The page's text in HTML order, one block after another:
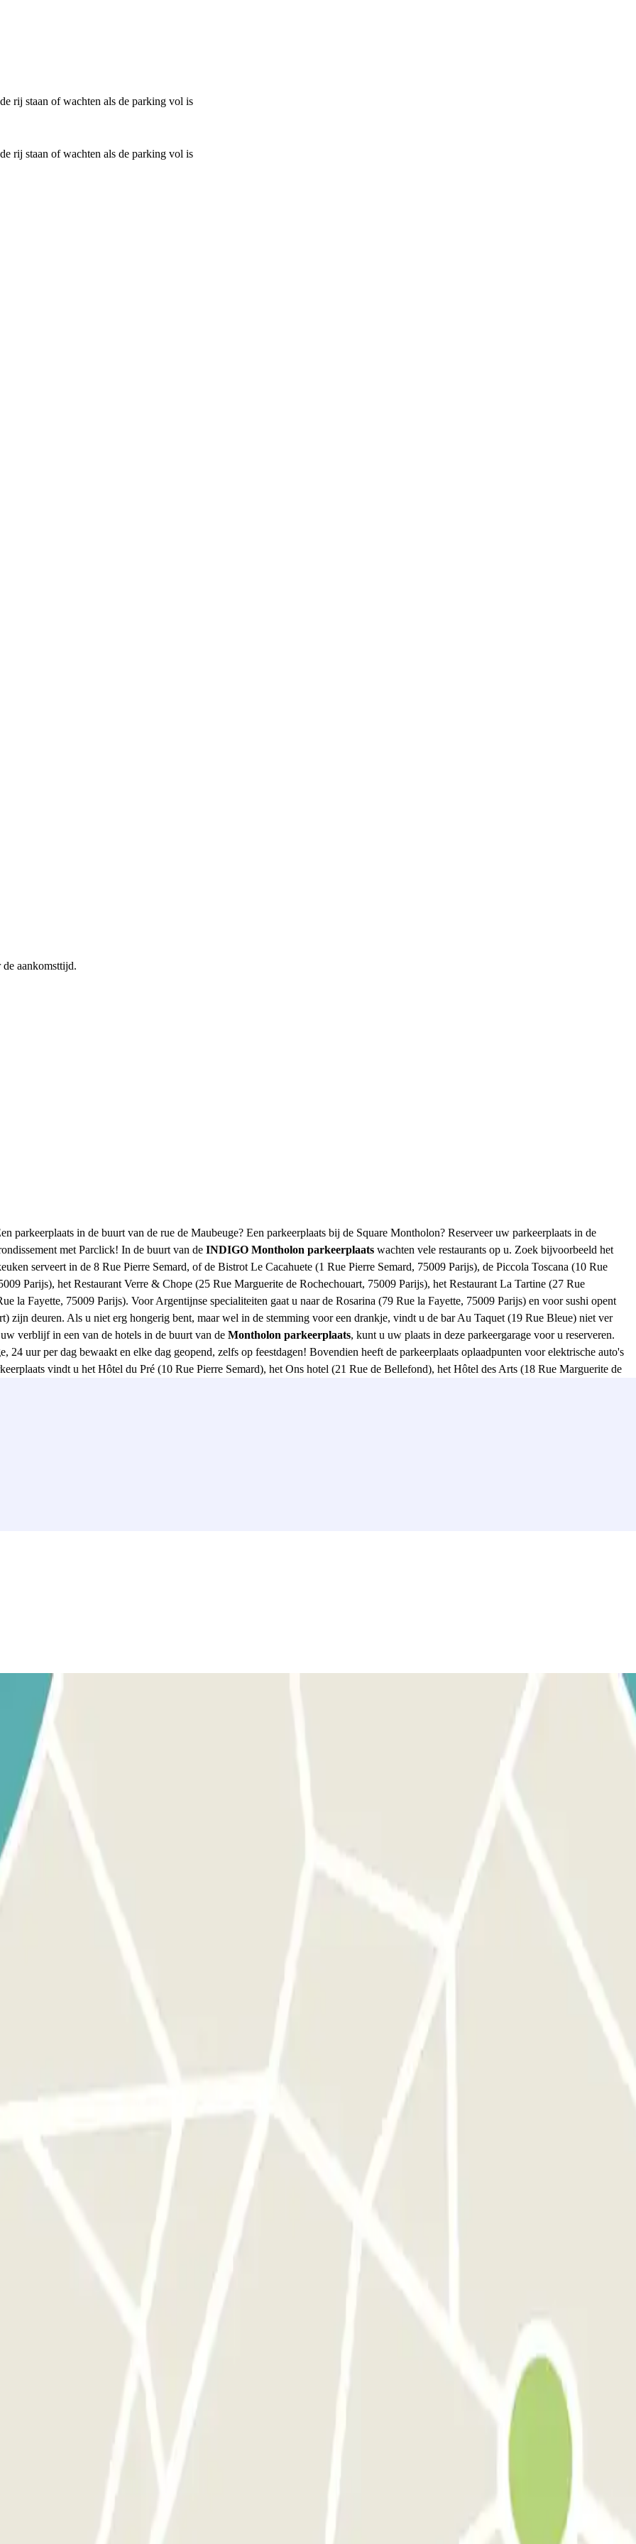
rij staan of wachten als de parking vol is
rij staan of wachten als de parking vol is
aankomsttijd.
parkeerplaats in de buurt van de rue de Maubeuge? Een parkeerplaats bij de Square Montholon? Reserveer uw parkeerplaats in de
met Parclick! In de buurt van de INDIGO Montholon parkeerplaats wachten vele restaurants op u. Zoek bijvoorbeeld het
serveert in de 8 Rue Pierre Semard, of de Bistrot Le Cacahuete (1 Rue Pierre Semard, 75009 Parijs), de Piccola Toscana (10 Rue
Parijs), het Restaurant Verre & Chope (25 Rue Marguerite de Rochechouart, 75009 Parijs), het Restaurant La Tartine (27 Rue
la Fayette, 75009 Parijs). Voor Argentijnse specialiteiten gaat u naar de Rosarina (79 Rue la Fayette, 75009 Parijs) en voor sushi opent
zijn deuren. Als u niet erg hongerig bent, maar wel in de stemming voor een drankje, vindt u de bar Au Taquet (19 Rue Bleue) niet ver
verblijf in een van de hotels in de buurt van de Montholon parkeerplaats, kunt u uw plaats in deze parkeergarage voor u reserveren.
24 uur per dag bewaakt en elke dag geopend, zelfs op feestdagen! Bovendien heeft de parkeerplaats oplaadpunten voor elektrische auto's
vindt u het Hôtel du Pré (10 Rue Pierre Semard), het Ons hotel (21 Rue de Bellefond), het Hôtel des Arts (18 Rue Marguerite de
(24 Rue Marguerite de Rochechouart). Merk ook op dat de Manoir de Paris (18 rue de Paradis) zich op slechts 10 minuten van de
vervoer, aangezien u gemakkelijk lijn 7 van het Poissonnière- of Cadet-station kunt bereiken. U vindt ook lijn 12 van de Parijse metro op
en slechts 11 minuten lopen van het Gare du Nord, om de metrolijnen 4 en 5, de GEN-lijnen B, D en E, de Transilien-lijnen H en
nu uw parkeerplaats in de Indigo Montholon parkeergarage!
het ticket niet mee
op afstand via de intercom.
van de voetgangersingangen die uitgerust zijn met een digitale code. Voer de code in die u in het boekingsformulier of in de
de slagboom bij de uitgang. Uw kenteken wordt op dezelfde manier herkend als bij de ingang en de slagboom opent zonder dat u iets
de parkeervoucher staat vermeld.
vermelde tijd. Als u buiten dit tijdsbestek van één uur de parkeergarage probeert te betreden, zal de slagboom niet opengaan. Houdt
of u vóór of na de in uw reservering vermelde tijden aankomt of vertrekt, afhankelijk van de tarieven die de parkeergarage op dat
in rekening gebrachte tijd aan het einde van uw boeking.
Er is geen voorrang bij binnenkomst; je zult in de rij moeten staan of wachten als de parkeergarage vol is.
parkeergarages van deze operator, beschikbaar bij Parclick.
je wilt.